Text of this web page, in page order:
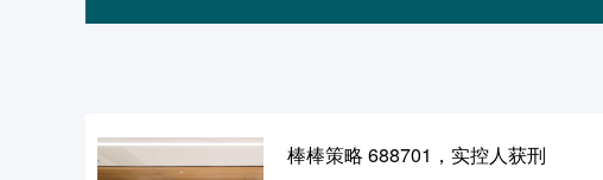
棒棒策略 688701，实控人获刑